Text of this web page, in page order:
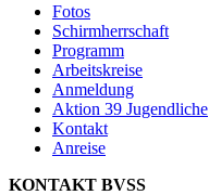
Fotos
Schirmherrschaft
Programm
Arbeitskreise
Anmeldung
Aktion 39 Jugendliche
Kontakt
Anreise
KONTAKT BVSS